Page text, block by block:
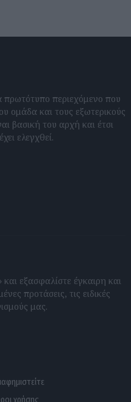
πρωτότυπο περιεχόμενο που
ομάδα και τους εξωτερικούς
βασική του αρχή και έτσι
ελεγχθεί.
feeds
εξασφαλίστε έγκαιρη και
προτάσεις, τις ειδικές
μας.